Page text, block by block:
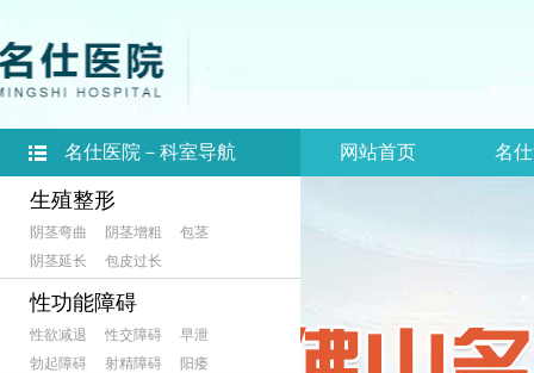
生殖整形
阴茎弯曲 阴茎增粗
包茎
阴茎延长
包皮过长
性功能障碍
性欲减退 性交障碍
早泄
勃起障碍
射精障碍 阳痿
名仕医院－科室导航 网站首页 名